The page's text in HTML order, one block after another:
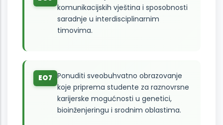
komunikacijskih vještina i sposobnosti
saradnje u interdisciplinarnim
timovima.
EO7 Ponuditi sveobuhvatno obrazovanje
koje priprema studente za raznovrsne
karijerske mogućnosti u genetici,
bioinženjeringu i srodnim oblastima.